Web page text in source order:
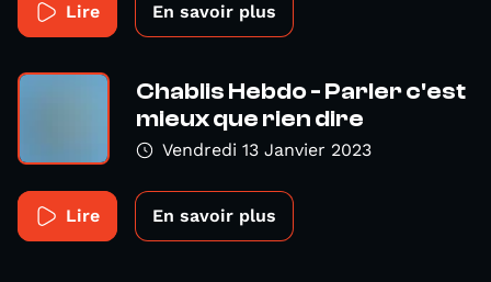
Lire En savoir plus
Chablis Hebdo - Parler c'est
mieux que rien dire
Vendredi 13 Janvier 2023
Lire En savoir plus